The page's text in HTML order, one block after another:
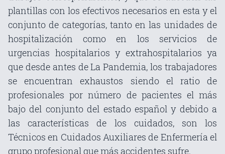
plantillas con los efectivos necesarios en esta y el
conjunto de categorías, tanto en las unidades de
hospitalización como en los servicios de
urgencias hospitalarios y extrahospitalarios ya
que desde antes de La Pandemia, los trabajadores
se encuentran exhaustos siendo el ratio de
profesionales por número de pacientes el más
bajo del conjunto del estado español y debido a
las características de los cuidados, son los
Técnicos en Cuidados Auxiliares de Enfermería el
grupo profesional que más accidentes sufre.